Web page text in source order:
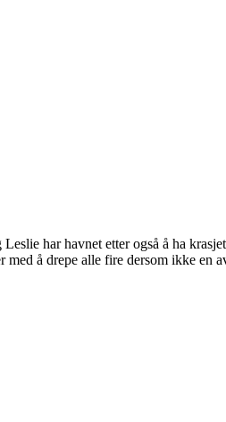
har havnet etter også å ha
å drepe alle fire dersom ikke en